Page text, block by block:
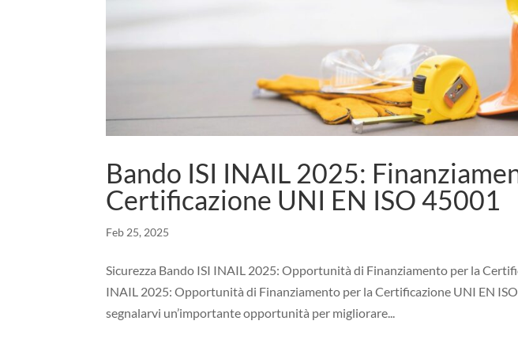
Bando ISI INAIL 2025:
Certificazione UNI EN ISO 45001
Feb 25, 2025
Sicurezza Bando ISI INAIL 2025: Opportunità di Finanziamento per la
INAIL 2025: Opportunità di Finanziamento per la Certificazione UNI EN
segnalarvi un’importante opportunità per migliorare...